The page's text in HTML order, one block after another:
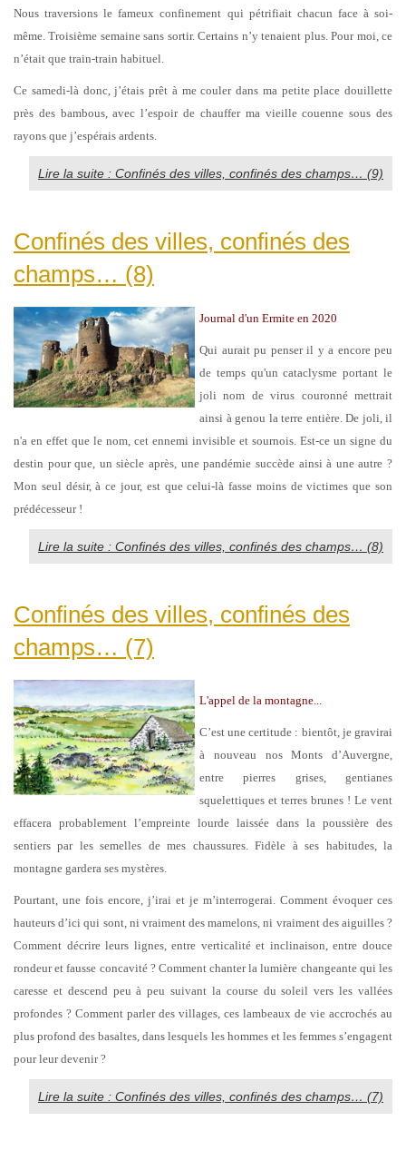
Nous traversions le fameux confinement qui pétrifiait chacun face à soi-
même. Troisième semaine sans sortir. Certains n’y tenaient plus. Pour moi, ce
n’était que train-train habituel.
Ce samedi-là donc, j’étais prêt à me couler dans ma petite place douillette
près des bambous, avec l’espoir de chauffer ma vieille couenne sous des
rayons que j’espérais ardents.
Lire la suite : Confinés des villes, confinés des champs… (9)
Confinés des villes, confinés des
champs… (8)
Journal d'un Ermite en 2020
Qui aurait pu penser il y a encore peu
de temps qu'un cataclysme portant le
joli nom de virus couronné mettrait
ainsi à genou la terre entière. De joli, il
n'a en effet que le nom, cet ennemi invisible et sournois. Est-ce un signe du
destin pour que, un siècle après, une pandémie succède ainsi à une autre ?
Mon seul désir, à ce jour, est que celui-là fasse moins de victimes que son
prédécesseur !
Lire la suite : Confinés des villes, confinés des champs… (8)
Confinés des villes, confinés des
champs… (7)
L'appel de la montagne...
C’est une certitude : bientôt, je gravirai
à nouveau nos Monts d’Auvergne,
entre pierres grises, gentianes
squelettiques et terres brunes ! Le vent
effacera probablement l’empreinte lourde laissée dans la poussière des
sentiers par les semelles de mes chaussures. Fidèle à ses habitudes, la
montagne gardera ses mystères.
Pourtant, une fois encore, j’irai et je m’interrogerai. Comment évoquer ces
hauteurs d’ici qui sont, ni vraiment des mamelons, ni vraiment des aiguilles ?
Comment décrire leurs lignes, entre verticalité et inclinaison, entre douce
rondeur et fausse concavité ? Comment chanter la lumière changeante qui les
caresse et descend peu à peu suivant la course du soleil vers les vallées
profondes ? Comment parler des villages, ces lambeaux de vie accrochés au
plus profond des basaltes, dans lesquels les hommes et les femmes s’engagent
pour leur devenir ?
Lire la suite : Confinés des villes, confinés des champs… (7)